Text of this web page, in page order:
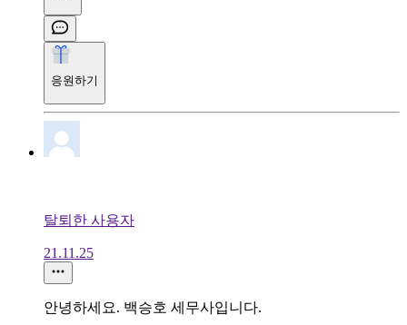
응원하기
탈퇴한 사용자
21.11.25
안녕하세요. 백승호 세무사입니다.